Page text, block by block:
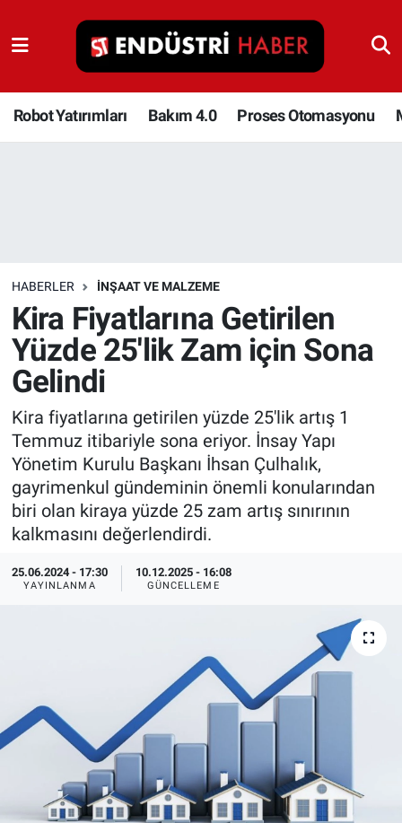
Robot Yatırımları Bakım 4.0 Proses Otomasyonu
HABERLER İNŞAAT VE MALZEME
Kira Fiyatlarına Getirilen
Yüzde 25'lik Zam için Sona
Gelindi
Kira fiyatlarına getirilen yüzde 25'lik artış 1
Temmuz itibariyle sona eriyor. İnsay Yapı
Yönetim Kurulu Başkanı İhsan Çulhalık,
gayrimenkul gündeminin önemli konularından
biri olan kiraya yüzde 25 zam artış sınırının
kalkmasını değerlendirdi.
25.06.2024 - 17:30
YAYINLANMA
10.12.2025 - 16:08
GÜNCELLEME
Robot Yatırımları
Bakım 4.0
Depolama Çözümleri
İnşaat ve Malzeme
HaberOrtak
EndüstriST
Enerjisini Üreten Fabrikalar
Endüstri 4.0 Uygulamaları
Ağır Sanayi Çözümleri